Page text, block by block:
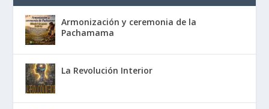
Armonización y ceremonia de la
Pachamama
La Revolución Interior